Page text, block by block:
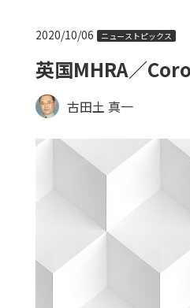
英国MHRA／
2020/10/06 ニューストピックス
古田土 真一